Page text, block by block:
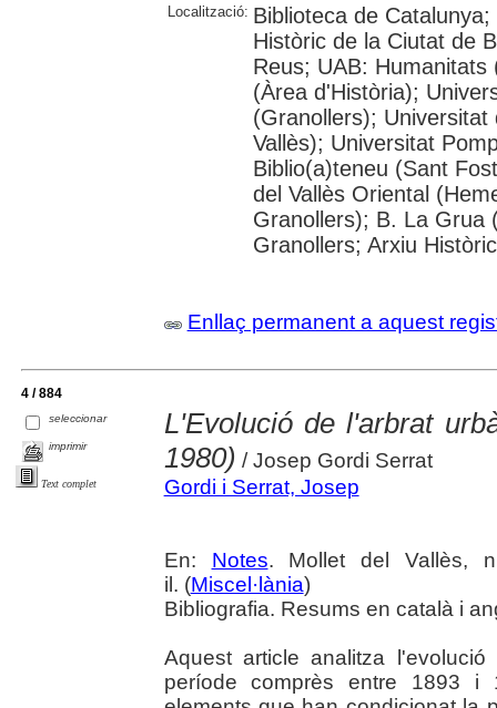
Localització: Biblioteca de
Històric de la Ciutat de
Reus; UAB:
(Àrea d'Història);
(Granollers);
Vallès); Universitat
Biblio(a)teneu (Sant
del Vallès Oriental
Granollers); B. La Grua
Granollers; Arxiu
Enllaç permanent a aquest
4 / 884
seleccionar
imprimir
Text complet
L'Evolució de l'arbrat
1980) / Josep Gordi Serrat
Gordi i Serrat, Josep
En: Notes. Mollet del Vallès,
il. (Miscel·lània)
Bibliografia. Resums en català i
Aquest article analitza
període comprès entre 1893 i